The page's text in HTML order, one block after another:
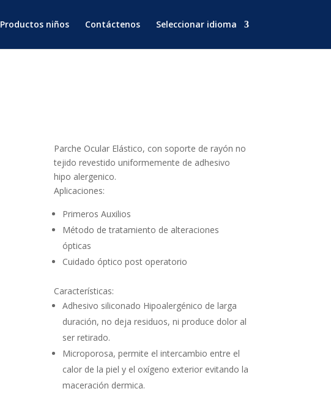
Productos niños Contáctenos Seleccionar idioma
Parche Ocular Elástico, con soporte de rayón no
tejido revestido uniformemente de adhesivo
hipo alergenico.
Aplicaciones:
Primeros Auxilios
Método de tratamiento de alteraciones
ópticas
Cuidado óptico post operatorio
Características:
Adhesivo siliconado Hipoalergénico de larga
duración, no deja residuos, ni produce dolor al
ser retirado.
Microporosa, permite el intercambio entre el
calor de la piel y el oxígeno exterior evitando la
maceración dermica.